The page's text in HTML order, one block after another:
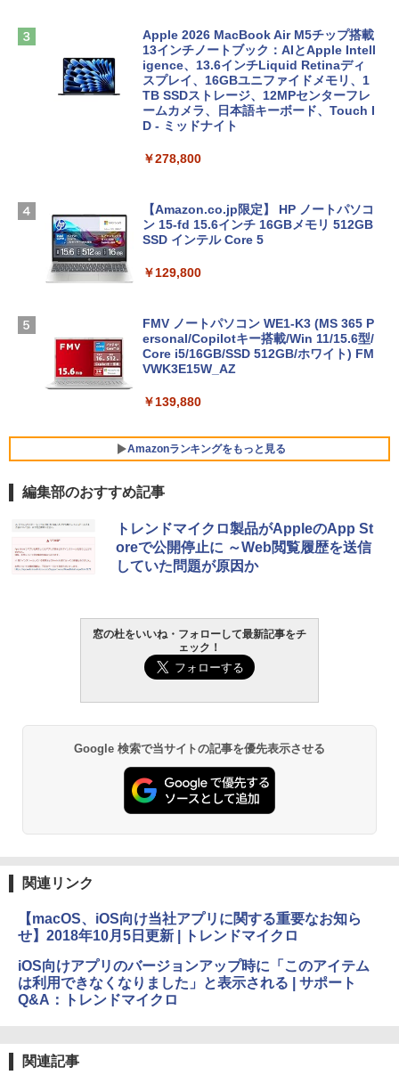
Apple 2026 MacBook Air M5チップ搭載
13インチノートブック：AIとApple Intell
igence、13.6インチLiquid Retinaディ
スプレイ、16GBユニファイドメモリ、1
TB SSDストレージ、12MPセンターフレ
ームカメラ、日本語キーボード、Touch I
D - ミッドナイト
￥278,800
【Amazon.co.jp限定】 HP ノートパソコ
ン 15-fd 15.6インチ 16GBメモリ 512GB
SSD インテル Core 5
￥129,800
FMV ノートパソコン WE1-K3 (MS 365 P
ersonal/Copilotキー搭載/Win 11/15.6型/
Core i5/16GB/SSD 512GB/ホワイト) FM
VWK3E15W_AZ
￥139,880
Amazonランキングをもっと見る
Robloxギフトカード - 800 Robux 【限
定バーチャルアイテムを含む】 【オンラ
インゲームコード】 ロブロックス | オン
ラインコード版
Robloxギフトカード - 1000 Robux 【限
定バーチャルアイテムを含む】 【オンラ
インゲームコード】 ロブロックス |オン
￥1,600
Robloxギフトカード - 2,000 Robux 【限
定バーチャルアイテムを含む】 【オンラ
インゲームコード】 ロブロックス | オン
Microsoft Office Home & Business 202
4(最新 永続版)|オンラインコード版|Wind
ows11、10/mac対応|PC2台
￥39,582
生成AIパスポート公式テキスト 第４版
￥1,766
1冊ですべて身につくHTML & CSSとWe
bデザイン入門講座［第2版］
￥1,292
ClaudeCode いちばんやさしい 教科書:
方 マニュアル AI副業にもコンテンツ作成
にもKindle出版にも！ 非エンジニアのた
めのAIコーディング入門シリーズ
ズ (はぴーイラストLabo)
FM TOWNS ハイパー・カタログ: 本体ハ
Amazon Kindle - 目に優しい、かさばら
ない、大きな画面で読みやすい、6週間持
続バッテリー、6インチディスプレイ電子
書籍リーダー、マッチャ、16GB、広告な
￥16,980
Kindle Paperwhite シグニチャーエディ
ション (32GB) 7インチディスプレイ、明
ブラック
Amazon Kindle Paperwhite (16GB) 7イ
Amazon Kindle Colorsoft | 16GBストレ
イ、色調調節ライト、最大8週間持続バッ
テリー、広告無し、ブラック (2025年発
売)
編集部のおすすめ記事
トレンドマイクロ製品がAppleのApp St
oreで公開停止に ～Web閲覧履歴を送信
していた問題が原因か
窓の杜をいいね・フォローして最新記事をチ
ェック！
Google 検索で当サイトの記事を優先表示させる
関連リンク
【macOS、iOS向け当社アプリに関する重要なお知ら
せ】2018年10月5日更新 | トレンドマイクロ
iOS向けアプリのバージョンアップ時に「このアイテム
は利用できなくなりました」と表示される | サポート
Q&A：トレンドマイクロ
関連記事